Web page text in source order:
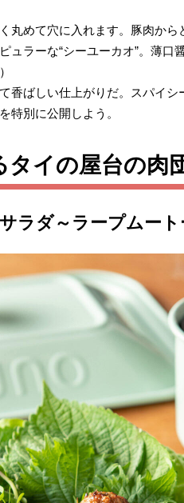
丸めて穴に入れます。豚肉か
ラーな“シーユーカオ”。薄
香ばしい仕上がりだ。スパイ
特別に公開しよう。
イの屋台の肉
ラダ～ラープムート